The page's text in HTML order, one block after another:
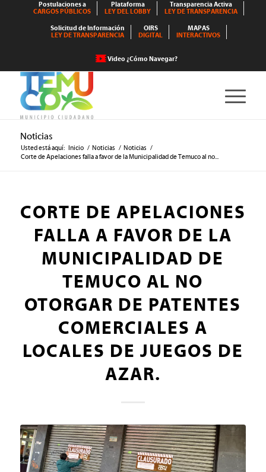
Postulaciones a
CARGOS PÚBLICOS
Plataforma
LEY DEL LOBBY
Transparencia Activa
LEY DE TRANSPARENCIA
Solicitud de Información
LEY DE TRANSPARENCIA
OIRS
DIGITAL
MAPAS
INTERACTIVOS
Video ¿Cómo Navegar?
Noticias
Usted está aquí: Inicio / Noticias / Noticias /
Corte de Apelaciones falla a favor de la Municipalidad de Temuco al no...
CORTE DE APELACIONES
FALLA A FAVOR DE LA
MUNICIPALIDAD DE
TEMUCO AL NO
OTORGAR DE PATENTES
COMERCIALES A
LOCALES DE JUEGOS DE
AZAR.